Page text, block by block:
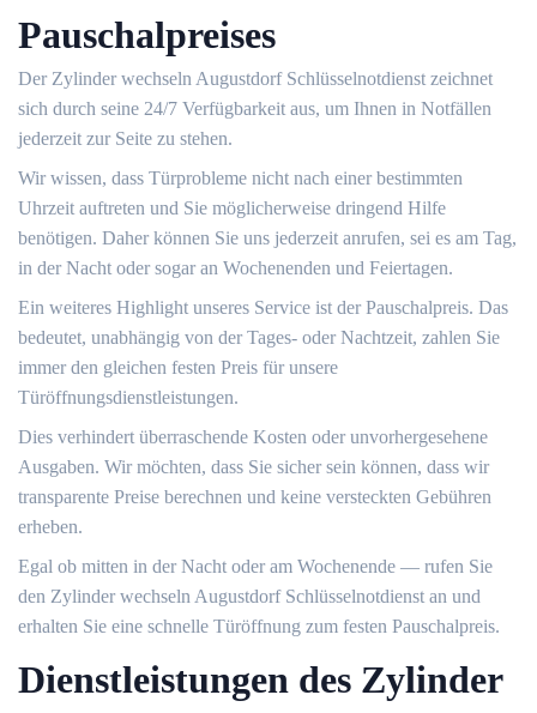
Pauschalpreises
Der Zylinder wechseln Augustdorf Schlüsselnotdienst zeichnet
sich durch seine 24/7 Verfügbarkeit aus, um Ihnen in Notfällen
jederzeit zur Seite zu stehen.​
Wir wissen, dass Türprobleme nicht nach einer bestimmten
Uhrzeit auftreten und Sie möglicherweise dringend Hilfe
benötigen.​ Daher können Sie uns jederzeit anrufen, sei es am Tag,
in der Nacht oder sogar an Wochenenden und Feiertagen.​
Ein weiteres Highlight unseres Service ist der Pauschalpreis. Das
bedeutet, unabhängig von der Tages- oder Nachtzeit, zahlen Sie
immer den gleichen festen Preis für unsere
Türöffnungsdienstleistungen.​
Dies verhindert überraschende Kosten oder unvorhergesehene
Ausgaben.​ Wir möchten, dass Sie sicher sein können, dass wir
transparente Preise berechnen und keine versteckten Gebühren
erheben.​
Egal ob mitten in der Nacht oder am Wochenende ― rufen Sie
den Zylinder wechseln Augustdorf Schlüsselnotdienst an und
erhalten Sie eine schnelle Türöffnung zum festen Pauschalpreis.
Dienstleistungen des Zylinder